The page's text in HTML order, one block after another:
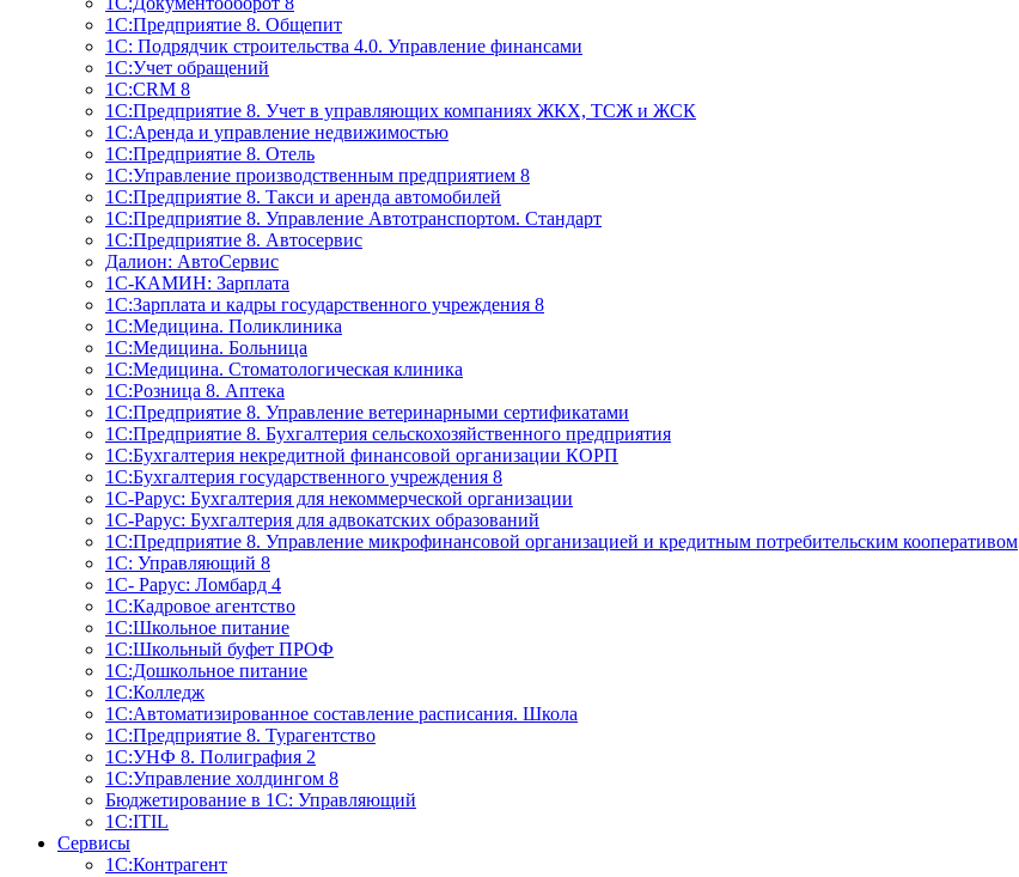
1С:Предприятие 8. Общепит
1С: Подрядчик строительства 4.0. Управление финансами
1С:Учет обращений
1C:CRM 8
1С:Предприятие 8. Учет в управляющих компаниях ЖКХ, ТСЖ и ЖСК
1С:Аренда и управление недвижимостью
1С:Предприятие 8. Отель
1C:Управление производственным предприятием 8
1C:Предприятие 8. Такси и аренда автомобилей
1С:Предприятие 8. Управление Автотранспортом. Стандарт
1C:Предприятие 8. Автосервис
Далион: АвтоСервис
1С-КАМИН: Зарплата
1С:Зарплата и кадры государственного учреждения 8
1С:Медицина. Поликлиника
1С:Медицина. Больница
1С:Медицина. Стоматологическая клиника
1С:Розница 8. Аптека
1C:Предприятие 8. Управление ветеринарными сертификатами
1С:Предприятие 8. Бухгалтерия сельскохозяйственного предприятия
1C:Бухгалтерия некредитной финансовой организации КОРП
1С:Бухгалтерия государственного учреждения 8
1С-Рарус: Бухгалтерия для некоммерческой организации
1С-Рарус: Бухгалтерия для адвокатских образований
1С:Предприятие 8. Управление микрофинансовой организацией и кредитным потребительским кооперативом
1С: Управляющий 8
1С- Рарус: Ломбард 4
1С:Кадровое агентство
1С:Школьное питание
1С:Школьный буфет ПРОФ
1C:Дошкольное питание
1С:Колледж
1С:Автоматизированное составление расписания. Школа
1С:Предприятие 8. Турагентство
1С:УНФ 8. Полиграфия 2
1С:Управление холдингом 8
Бюджетирование в 1С: Управляющий
1С:ITIL
Сервисы
1C:Контрагент